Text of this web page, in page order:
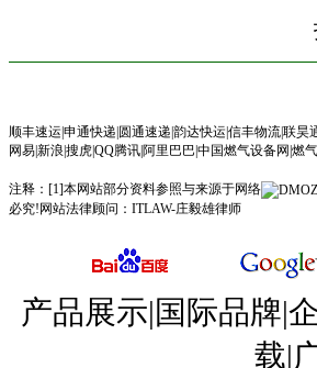
顺丰速运申通快递 圆通速递 韵达快运信丰物流联昊
网易新浪 搜虎QQ腾讯 阿里巴巴 中国燃气设备网 燃
注释：[1]本网站部分资料参照与来源于网络
必究!网站法律顾问： ITLAW-庄毅雄律师
产品展示|国际品牌|
载|